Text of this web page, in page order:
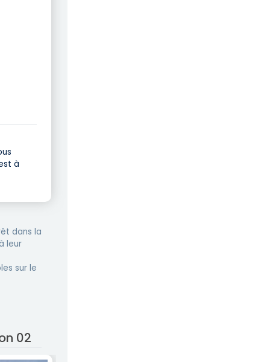
à
dans la
leur
sur le
02